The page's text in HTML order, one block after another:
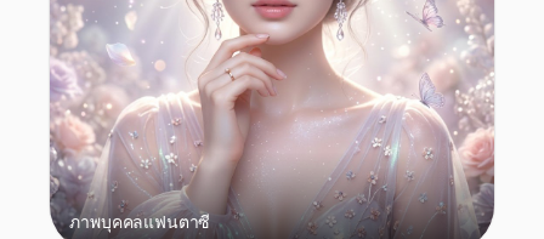
ภาพบุคคลแฟนตาซี